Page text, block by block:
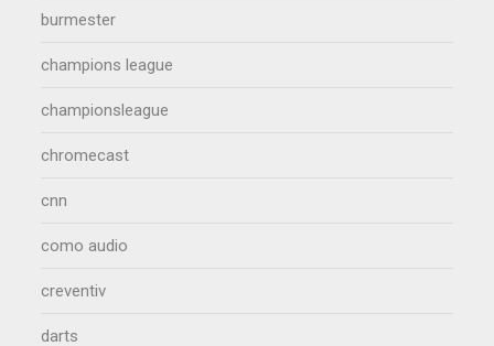
burmester
champions league
championsleague
chromecast
cnn
como audio
creventiv
darts